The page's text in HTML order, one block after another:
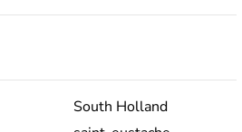
South Holland